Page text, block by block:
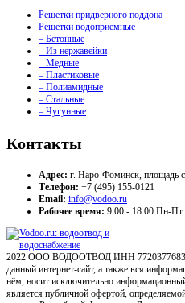
Решетки придверного поддона
Решетки водоприемные
– Бетонные
– Из нержавейки
– Медные
– Пластиковые
– Полиамидные
– Стальные
– Чугунные
Контакты
Адрес: г. Наро-Фоминск, площадь
Телефон: +7 (495) 155-0121
Email: info@vodoo.ru
Рабочее время: 9:00 - 18:00 Пн-Пт
2022 ООО ВОДООТВОД ИНН 7720377683
данный интернет-сайт, а также вся
нём, носит исключительно
является публичной офертой,